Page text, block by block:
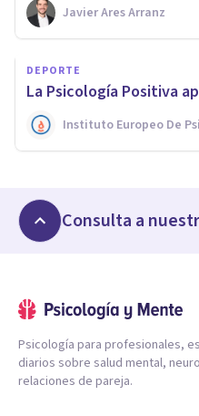
Javier Ares Arranz
DEPORTE
La Psicología Positiva
Instituto Europeo De
Consulta a
Psicología para profesionales,
diarios sobre salud mental,
relaciones de pareja.